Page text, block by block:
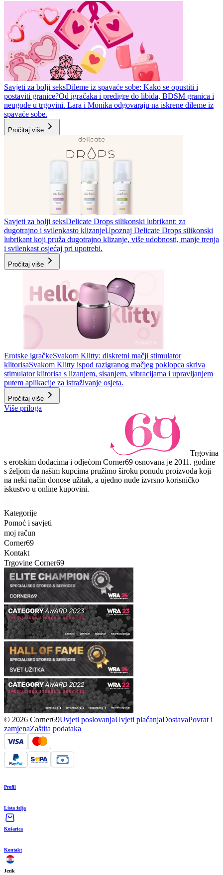
Savjeti za bolji seksDileme iz spavaće sobe: Kako se opustiti i
postaviti granice?Od igračaka i predigre do libida, BDSM granica i
neugode u trgovini. Lara i Monika odgovaraju na iskrene dileme iz
spavaće sobe.
Pročitaj više
Savjeti za bolji seksDelicate Drops silikonski lubrikant: za
dugotrajno i svilenkasto klizanjeUpoznaj Delicate Drops silikonski
lubrikant koji pruža dugotrajno klizanje, više udobnosti, manje trenja
i svilenkast osjećaj pri upotrebi.
Pročitaj više
Erotske igračkeSvakom Klitty: diskretni mačji stimulator
klitorisaSvakom Klitty ispod razigranog mačjeg poklopca skriva
stimulator klitorisa s lizanjem, sisanjem, vibracijama i upravljanjem
putem aplikacije za istraživanje osjeta.
Pročitaj više
Više priloga
Trgovina
s erotskim dodacima i odjećom Corner69 osnovana je 2011. godine
s željom da našim kupcima pružimo široku ponudu proizvoda koji
na neki način donose užitak, a ujedno nude izvrsno korisničko
iskustvo u online kupovini.
Kategorije
Pomoć i savjeti
moj račun
Corner69
Kontakt
Trgovine Corner69
© 2026 Corner69Uvjeti poslovanjaUvjeti plaćanjaDostavaPovrat i
zamjenaZaštita podataka
Profil
Lista želja
Košarica
Kontakt
Jezik